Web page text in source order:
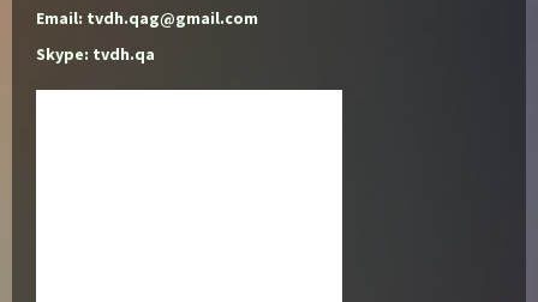
Email: tvdh.qag@gmail.com
Skype: tvdh.qa